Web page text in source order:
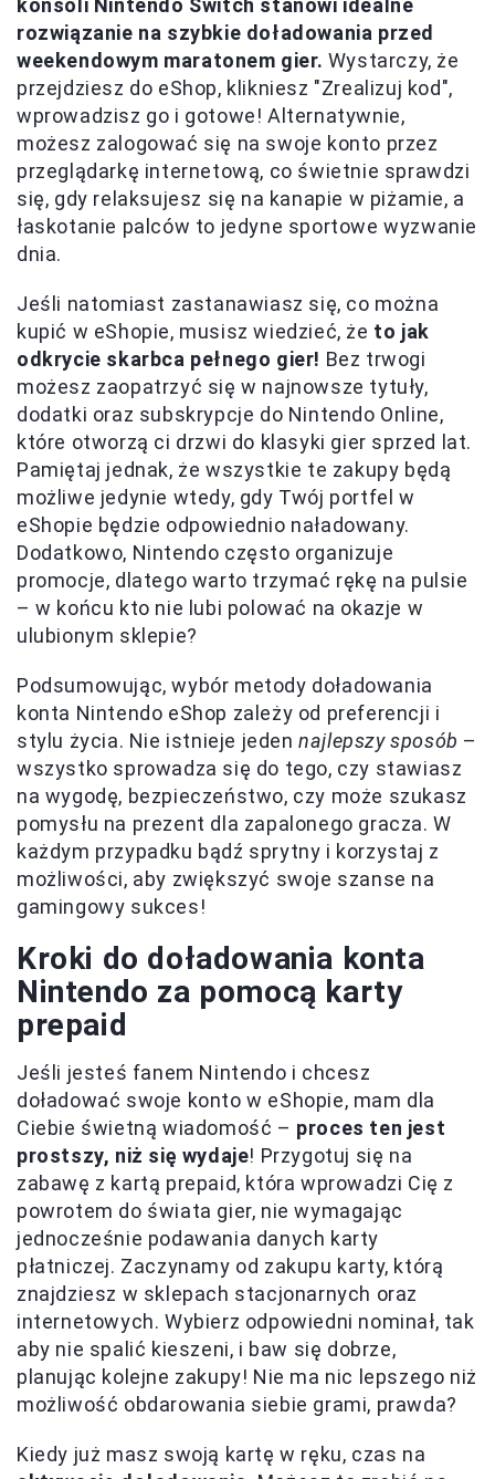
rozwiązanie na szybkie doładowania przed
weekendowym maratonem gier. Wystarczy, że
przejdziesz do eShop, klikniesz "Zrealizuj kod",
wprowadzisz go i gotowe! Alternatywnie,
możesz zalogować się na swoje konto przez
przeglądarkę internetową, co świetnie sprawdzi
się, gdy relaksujesz się na kanapie w piżamie, a
łaskotanie palców to jedyne sportowe wyzwanie
dnia.
Jeśli natomiast zastanawiasz się, co można
kupić w eShopie, musisz wiedzieć, że to jak
odkrycie skarbca pełnego gier! Bez trwogi
możesz zaopatrzyć się w najnowsze tytuły,
dodatki oraz subskrypcje do Nintendo Online,
które otworzą ci drzwi do klasyki gier sprzed lat.
Pamiętaj jednak, że wszystkie te zakupy będą
możliwe jedynie wtedy, gdy Twój portfel w
eShopie będzie odpowiednio naładowany.
Dodatkowo, Nintendo często organizuje
promocje, dlatego warto trzymać rękę na pulsie
– w końcu kto nie lubi polować na okazje w
ulubionym sklepie?
Podsumowując, wybór metody doładowania
konta Nintendo eShop zależy od preferencji i
stylu życia. Nie istnieje jedennajlepszy sposób –
wszystko sprowadza się do tego, czy stawiasz
na wygodę, bezpieczeństwo, czy może szukasz
pomysłu na prezent dla zapalonego gracza. W
każdym przypadku bądź sprytny i korzystaj z
możliwości, aby zwiększyć swoje szanse na
gamingowy sukces!
Kroki do doładowania konta
Nintendo za pomocą karty
prepaid
Jeśli jesteś fanem Nintendo i chcesz
doładować swoje konto w eShopie, mam dla
Ciebie świetną wiadomość – proces ten jest
prostszy, niż się wydaje! Przygotuj się na
zabawę z kartą prepaid, która wprowadzi Cię z
powrotem do świata gier, nie wymagając
jednocześnie podawania danych karty
płatniczej. Zaczynamy od zakupu karty, którą
znajdziesz w sklepach stacjonarnych oraz
internetowych. Wybierz odpowiedni nominał, tak
aby nie spalić kieszeni, i baw się dobrze,
planując kolejne zakupy! Nie ma nic lepszego niż
możliwość obdarowania siebie grami, prawda?
Kiedy już masz swoją kartę w ręku, czas na